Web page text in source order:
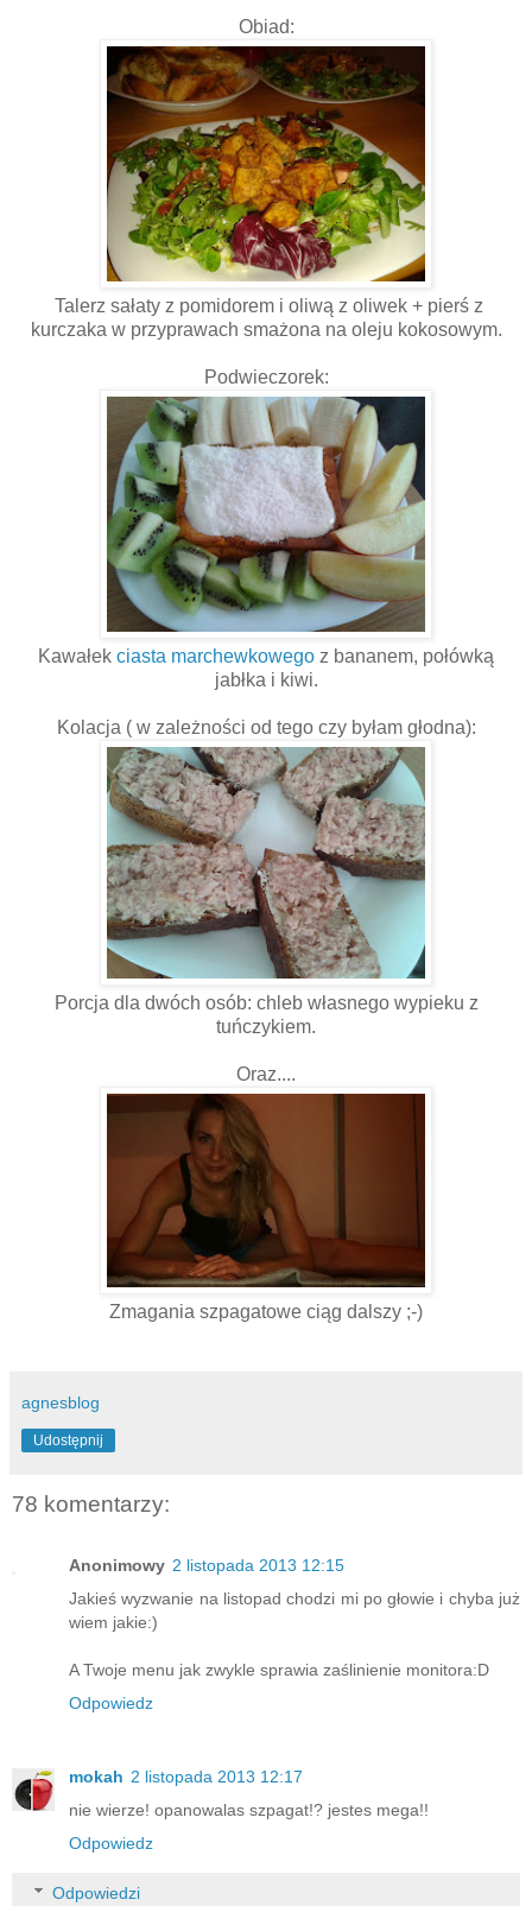
Obiad:
Talerz sałaty z pomidorem i oliwą z oliwek + pierś z
kurczaka w przyprawach smażona na oleju kokosowym.
Podwieczorek:
Kawałek ciasta marchewkowego z bananem, połówką
jabłka i kiwi.
Kolacja ( w zależności od tego czy byłam głodna):
Porcja dla dwóch osób: chleb własnego wypieku z
tuńczykiem.
Oraz....
Zmagania szpagatowe ciąg dalszy ;-)
agnesblog
Udostępnij
78 komentarzy:
Anonimowy 2 listopada 2013 12:15
Jakieś wyzwanie na listopad chodzi mi po głowie i chyba już
wiem jakie:)
A Twoje menu jak zwykle sprawia zaślinienie monitora:D
Odpowiedz
mokah 2 listopada 2013 12:17
nie wierze! opanowalas szpagat!? jestes mega!!
Odpowiedz
Odpowiedzi